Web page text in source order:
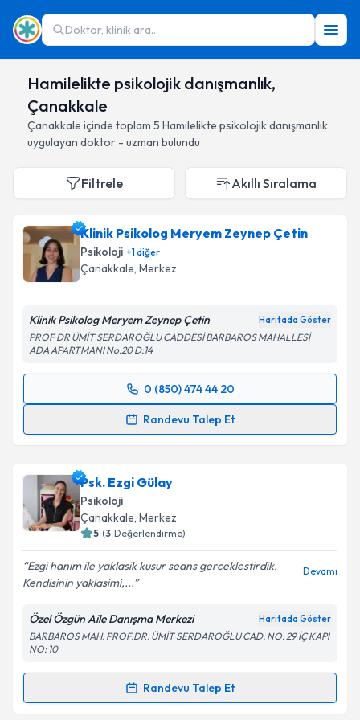
Doktor, klinik ara...
Hamilelikte psikolojik danışmanlık,
Çanakkale
Çanakkale içinde toplam 5 Hamilelikte psikolojik danışmanlık
uygulayan doktor - uzman bulundu
Filtrele Akıllı Sıralama
Klinik Psikolog Meryem Zeynep Çetin
Psikoloji +1diğer
Çanakkale, Merkez
Klinik Psikolog Meryem Zeynep Çetin Haritada Göster
PROF DR ÜMİT SERDAROĞLU CADDESİ BARBAROS MAHALLESİ
ADA APARTMANI No:20 D:14
0 (850) 474 44 20
Randevu Talep Et
Randevu Takvimi Talebi
almanız için bir takvim hazırlandığında e-posta ile
bilgilendireceğiz.
E-posta Adresiniz
Metni'ni okudum ve kişisel verilerimin belirtilen
kapsamda işlenmesini kabul ediyorum.
Takvim Talebini Gönder
Psk. Ezgi Gülay
Psikoloji
Çanakkale, Merkez
5 (3 Değerlendirme)
Ezgi hanim ile yaklasik kusur seans gerceklestirdik.
Kendisinin yaklasimi,...
Devamı
Özel Özgün Aile Danışma Merkezi Haritada Göster
BARBAROS MAH. PROF.DR. ÜMİT SERDAROĞLU CAD. NO: 29 İÇ KAPI
NO: 10
Randevu Talep Et
Randevu Takvimi Talebi